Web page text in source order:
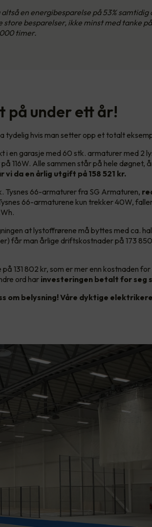
en energibesparelse på 53% samtidig
store besparelser, ikke minst med tanke
timer.
på under ett år!
tydelig hvis man setter opp et totalt
i en garasje med 60 stk. armaturer med 2
116W. Alle sammen står på hele døgnet,
vi da en årlig utgift på 158 521 kr.
Tysnes 66-armaturer fra SG Armaturen,
66-armaturene kun trekker 40W,
at lystoffrørene må byttes med ca.
får man årlige driftskostnader på 173
131 802 kr, som er mer enn kostnaden
ord har investeringen betalt for seg
om belysning! Våre dyktige